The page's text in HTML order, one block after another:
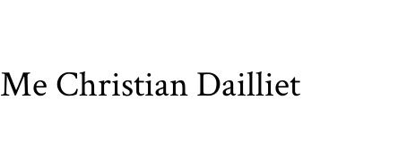
Me ChristianDailliet